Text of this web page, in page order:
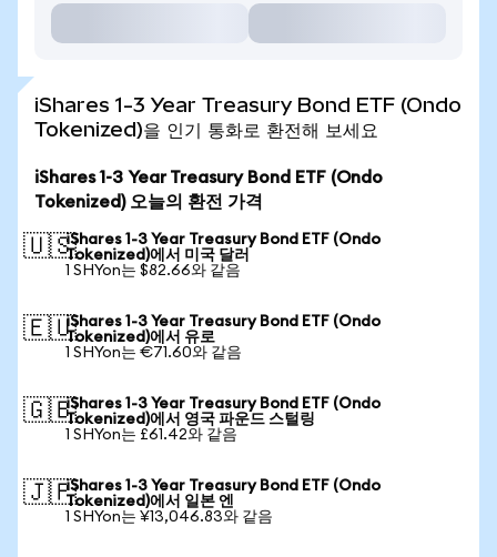
iShares 1-3 Year Treasury Bond ETF (Ondo
Tokenized)을 인기 통화로 환전해 보세요
iShares 1-3 Year Treasury Bond ETF (Ondo
Tokenized) 오늘의 환전 가격
🇺🇸iShares 1-3 Year Treasury Bond ETF (Ondo
Tokenized)에서 미국 달러
1 SHYon는 $82.66와 같음
🇪🇺iShares 1-3 Year Treasury Bond ETF (Ondo
Tokenized)에서 유로
1 SHYon는 €71.60와 같음
🇬🇧iShares 1-3 Year Treasury Bond ETF (Ondo
Tokenized)에서 영국 파운드 스털링
1 SHYon는 £61.42와 같음
🇯🇵iShares 1-3 Year Treasury Bond ETF (Ondo
Tokenized)에서 일본 엔
1 SHYon는 ¥13,046.83와 같음